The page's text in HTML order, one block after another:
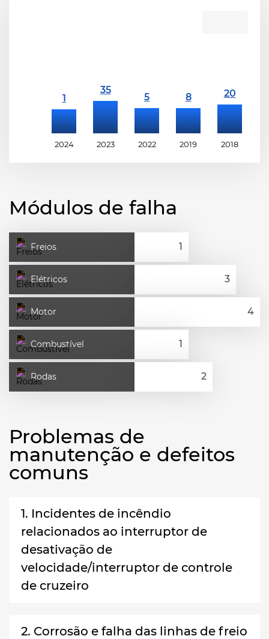
2024 2023 2022 2019 2018
Módulos de falha
Freios
Elétricos
Motor
Combustível
Rodas
Problemas de
manutenção e defeitos
comuns
1. Incidentes de incêndio
relacionados ao interruptor de
desativação de
velocidade/interruptor de controle
de cruzeiro
2. Corrosão e falha das linhas de freio